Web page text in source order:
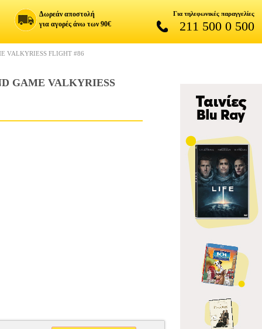
Δωρεάν αποστολή
για αγορές άνω των 90€
Για τηλεφωνικές παραγγελίες
211 500 0 500
VALKYRIESS FLIGHT #86
GAME VALKYRIESS